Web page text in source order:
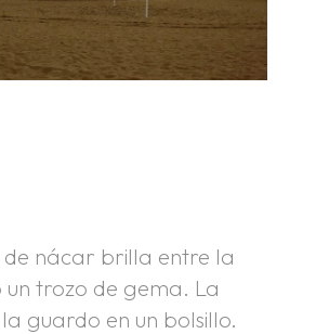
de nácar brilla entre la
trozo de gema. La
guardo en un bolsillo.